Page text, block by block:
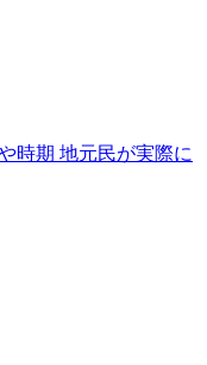
時期 地元民が実際に